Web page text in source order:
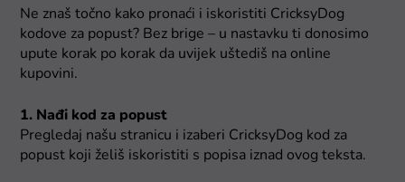
Ne znaš točno kako pronaći i iskoristiti CricksyDog
kodove za popust? Bez brige – u nastavku ti donosimo
upute korak po korak da uvijek uštediš na online
kupovini.
1. Nađi kod za popust
Pregledaj našu stranicu i izaberi CricksyDog kod za
popust koji želiš iskoristiti s popisa iznad ovog teksta.